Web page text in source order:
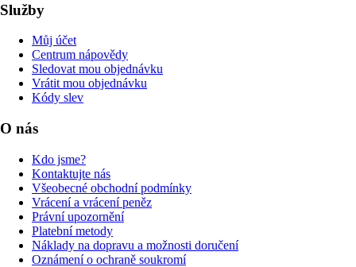
Služby
Můj účet
Centrum nápovědy
Sledovat mou objednávku
Vrátit mou objednávku
Kódy slev
O nás
Kdo jsme?
Kontaktujte nás
Všeobecné obchodní podmínky
Vrácení a vrácení peněz
Právní upozornění
Platební metody
Náklady na dopravu a možnosti doručení
Oznámení o ochraně soukromí